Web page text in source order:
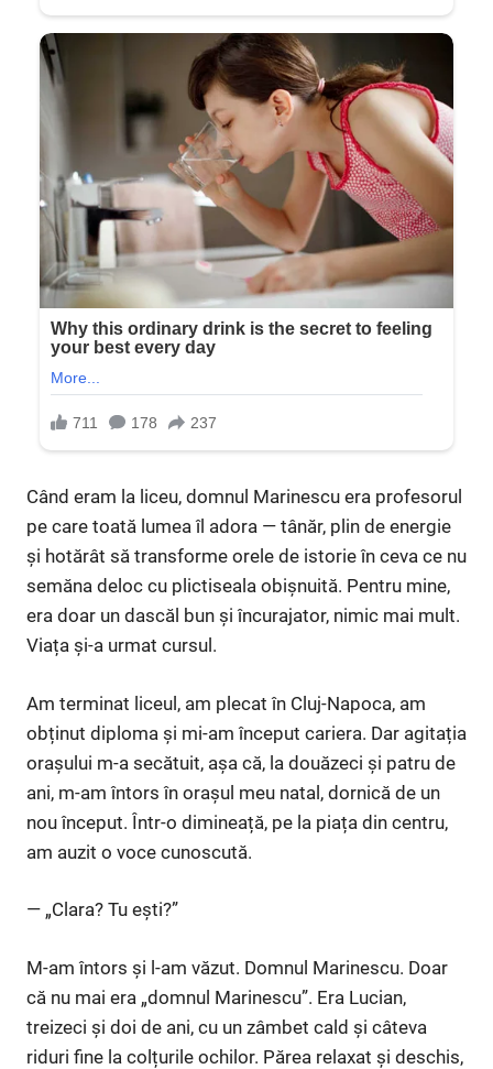
Când eram la liceu, domnul Marinescu era profesorul
pe care toată lumea îl adora — tânăr, plin de energie
și hotărât să transforme orele de istorie în ceva ce nu
semăna deloc cu plictiseala obișnuită. Pentru mine,
era doar un dascăl bun și încurajator, nimic mai mult.
Viața și-a urmat cursul.
Am terminat liceul, am plecat în Cluj-Napoca, am
obținut diploma și mi-am început cariera. Dar agitația
orașului m-a secătuit, așa că, la douăzeci și patru de
ani, m-am întors în orașul meu natal, dornică de un
nou început. Într-o dimineață, pe la piața din centru,
am auzit o voce cunoscută.
— „Clara? Tu ești?”
M-am întors și l-am văzut. Domnul Marinescu. Doar
că nu mai era „domnul Marinescu”. Era Lucian,
treizeci și doi de ani, cu un zâmbet cald și câteva
riduri fine la colțurile ochilor. Părea relaxat și deschis,